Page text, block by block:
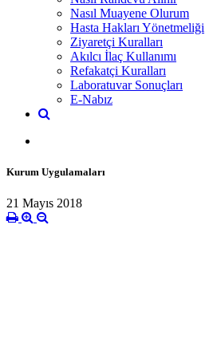
Nasıl Muayene Olurum
Hasta Hakları Yönetmeliği
Ziyaretçi Kuralları
Akılcı İlaç Kullanımı
Refakatçi Kuralları
Laboratuvar Sonuçları
E-Nabız
Kurum Uygulamaları
21 Mayıs 2018